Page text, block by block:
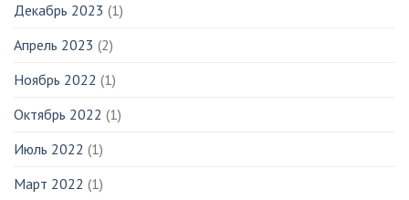
Декабрь 2023 (1)
Апрель 2023 (2)
Ноябрь 2022 (1)
Октябрь 2022 (1)
Июль 2022 (1)
Март 2022 (1)